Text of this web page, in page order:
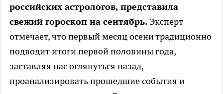
российских астрологов, представила
свежий гороскоп на сентябрь. Эксперт
отмечает, что первый месяц осени традиционно
подводит итоги первой половины года,
заставляя нас оглянуться назад,
проанализировать прошедшие события и